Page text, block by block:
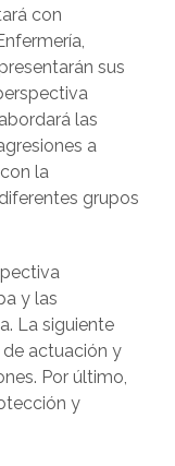
con
sus
las
a
la
grupos
y las
La siguiente
actuación y
Por último,
y